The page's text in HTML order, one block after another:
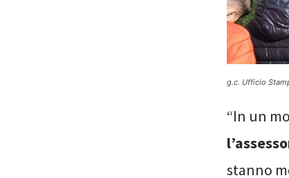
g.c. Ufficio
“In un
stanno